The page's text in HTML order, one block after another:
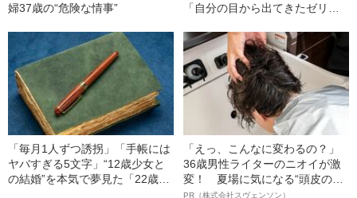
婦37歳の“危険な情事”
「自分の目から出てきたゼリー
いました」柿谷や宇佐美ともプ
レーした“サッカー選手”が視覚障
害を負った“恐怖の瞬間”を明かす
「毎月1人ずつ誘拐」「手帳には
ヤバすぎる5文字」“12歳少女と
の結婚”を本気で夢見た「22歳男
「えっ、こんなに変わるの？」
36歳男性ライターのニオイが激
変！ 夏場に気になる“頭皮のニ
オイ”や“ベタつき”を解消す
PR（株式会社スヴェンソン）